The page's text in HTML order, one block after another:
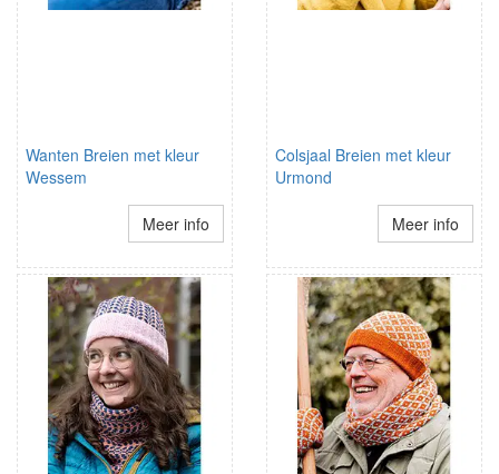
Wanten Breien met kleur
Wessem
Meer info
Colsjaal Breien met kleur
Urmond
Meer info